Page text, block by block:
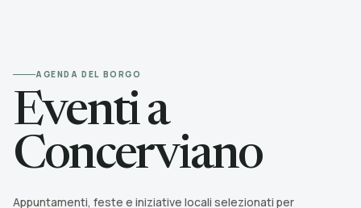
AGENDA DEL BORGO
Eventi a
Concerviano
Appuntamenti, feste e iniziative locali selezionati per